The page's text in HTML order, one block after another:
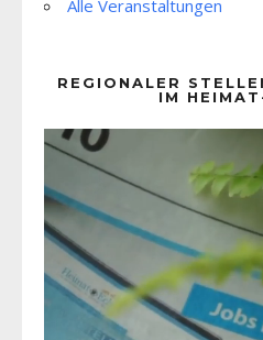
Alle Veranstaltungen
REGIONALER
IM